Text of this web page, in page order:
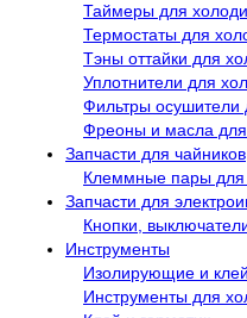
Таймеры для
Термостаты для
Тэны оттайки для
Уплотнители для
Фильтры осушители
Фреоны и масла для
Запчасти для чайников
Клеммные пары для
Запчасти для
Кнопки,
Инструменты
Изолирующие и
Инструменты для